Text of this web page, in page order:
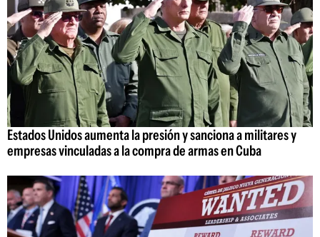
Estados Unidos aumenta la presión y sanciona a militares y
empresas vinculadas a la compra de armas en Cuba